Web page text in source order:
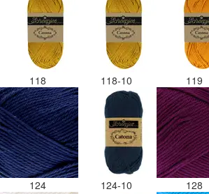
118 118-10 119
124 124-10 128